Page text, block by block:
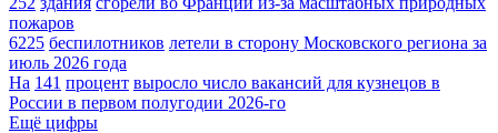
пожаров
6225 беспилотников летели в сторону Московского региона за
июль 2026 года
На 141 процент выросло число вакансий для кузнецов в
России в первом полугодии 2026-го
Ещё цифры